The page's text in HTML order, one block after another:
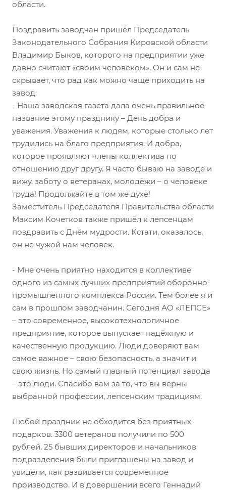
области.
Поздравить заводчан пришёл Председатель
Законодательного Собрания Кировской области
Владимир Быков, которого на предприятии уже
давно считают «своим человеком». Он и сам не
скрывает, что рад как можно чаще приходить на
завод:
- Наша заводская газета дала очень правильное
название этому празднику – День добра и
уважения. Уважения к людям, которые столько лет
трудились на благо предприятия. И добра,
которое проявляют члены коллектива по
отношению друг другу. Я часто бываю на заводе и
вижу, заботу о ветеранах, молодёжи – о человеке
труда! Продолжайте в том же духе!
Заместитель Председателя Правительства области
Максим Кочетков также пришёл к лепсенцам
поздравить с Днём мудрости. Кстати, оказалось,
он не чужой нам человек.
- Мне очень приятно находится в коллективе
одного из самых лучших предприятий оборонно-
промышленного комплекса России. Тем более я и
сам в прошлом заводчанин. Сегодня АО «ЛЕПСЕ»
– это современное, высокотехнологичное
предприятие, которое выпускает надёжную и
качественную продукцию. Люди доверяют вам
самое важное – свою безопасность, а значит и
свою жизнь. Но самый главный потенциал завода
– это люди. Спасибо вам за то, что вы верны
выбранной профессии, лепсенским традициям.
Любой праздник не обходится без приятных
подарков. 3300 ветеранов получили по 500
рублей. 25 бывших директоров и начальников
подразделения были приглашены на завод и
увидели, как развивается современное
производство. И в довершении всего Геннадий